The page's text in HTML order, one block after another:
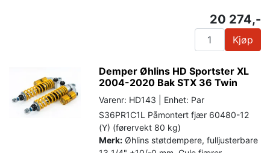
20 274,-
Kjøp
Demper Øhlins HD Sportster XL
2004-2020 Bak STX 36 Twin
Varenr: HD143 | Enhet: Par
S36PR1C1L Påmontert fjær 60480-12
(Y) (førervekt 80 kg)
Merk: Øhlins støtdempere, fulljusterbare